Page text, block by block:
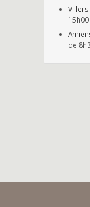
de